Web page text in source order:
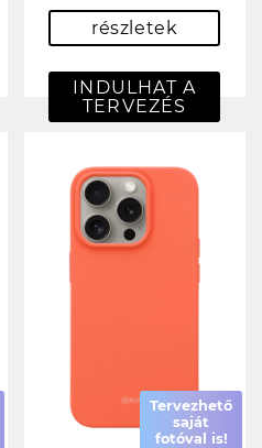
részletek
INDULHAT A
TERVEZÉS
Tervezhető
saját
fotóval is!